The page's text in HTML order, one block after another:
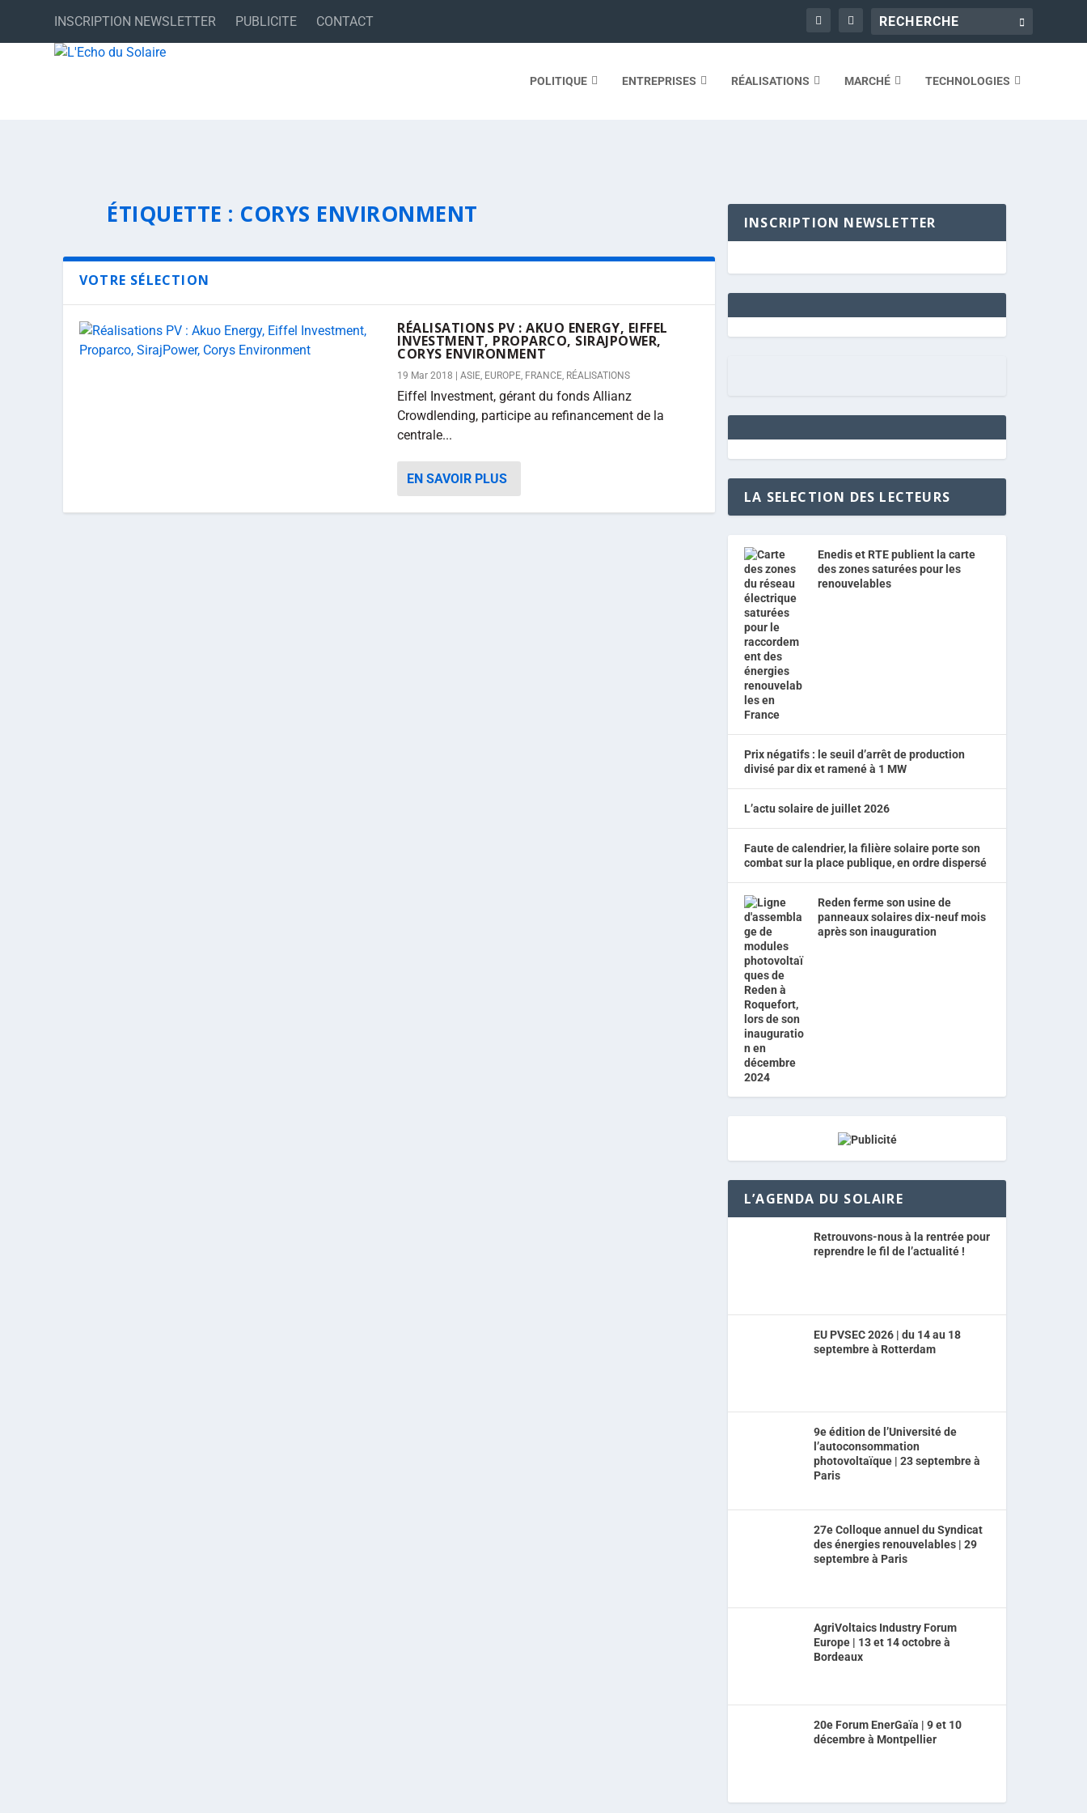
INSCRIPTION NEWSLETTER PUBLICITE CONTACT
POLITIQUE ENTREPRISES RÉALISATIONS MARCHÉ TECHNOLOGIES
ÉTIQUETTE : CORYS ENVIRONMENT
VOTRE SÉLECTION
RÉALISATIONS PV : AKUO ENERGY, EIFFEL
INVESTMENT, PROPARCO, SIRAJPOWER,
CORYS ENVIRONMENT
19 Mar 2018 ASIE, EUROPE, FRANCE, RÉALISATIONS
Eiffel Investment, gérant du fonds Allianz
Crowdlending, participe au refinancement de la
centrale...
EN SAVOIR PLUS
INSCRIPTION NEWSLETTER
LA SELECTION DES LECTEURS
Enedis et RTE publient la carte
des zones saturées pour les
renouvelables
Prix négatifs : le seuil d’arrêt de production
divisé par dix et ramené à 1 MW
L’actu solaire de juillet 2026
Faute de calendrier, la filière solaire porte son
combat sur la place publique, en ordre dispersé
Reden ferme son usine de
panneaux solaires dix-neuf mois
après son inauguration
L’AGENDA DU SOLAIRE
Retrouvons-nous à la rentrée pour
reprendre le fil de l’actualité !
EU PVSEC 2026 | du 14 au 18
septembre à Rotterdam
9e édition de l’Université de
l’autoconsommation
photovoltaïque | 23 septembre à
Paris
27e Colloque annuel du Syndicat
des énergies renouvelables | 29
septembre à Paris
AgriVoltaics Industry Forum
Europe | 13 et 14 octobre à
Bordeaux
20e Forum EnerGaïa | 9 et 10
décembre à Montpellier